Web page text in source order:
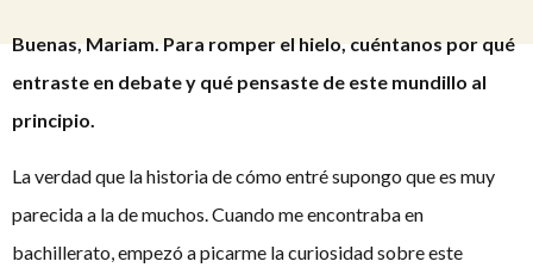
Buenas, Mariam. Para romper el hielo, cuéntanos por qué
entraste en debate y qué pensaste de este mundillo al
principio.
La verdad que la historia de cómo entré supongo que es muy
parecida a la de muchos. Cuando me encontraba en
bachillerato, empezó a picarme la curiosidad sobre este